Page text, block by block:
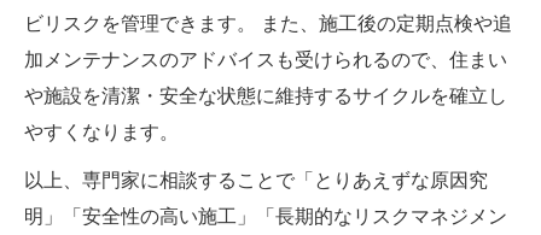
ビリスクを管理できます。 また、施工後の定期点検や追
加メンテナンスのアドバイスも受けられるので、住まい
や施設を清潔・安全な状態に維持するサイクルを確立し
やすくなります。
以上、専門家に相談することで「とりあえずな原因究
明」「安全性の高い施工」「長期的なリスクマネジメン